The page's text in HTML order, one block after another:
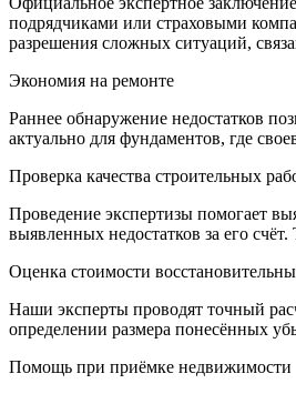
подрядчиками или страховыми
разрешения сложных ситуаций,
Экономия на ремонте
Раннее обнаружение недостатков
актуально для фундаментов, где
Проверка качества строительных
Проведение экспертизы помогает
выявленных недостатков за его
Оценка стоимости
Наши эксперты проводят точный
определении размера понесённых
Помощь при приёмке недвижимости